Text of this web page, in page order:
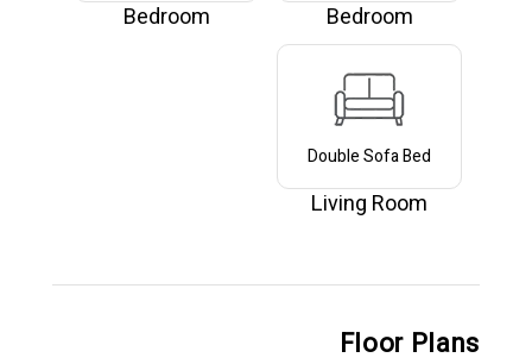
Bedroom
Bedroom
Living Room
Double Sofa Bed
Floor Plans